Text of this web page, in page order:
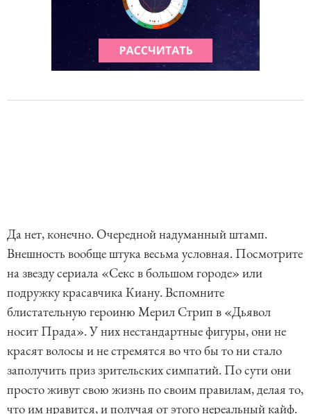
Да нет, конечно. Очередной надуманный штамп.
Внешность вообще штука весьма условная. Посмотрите
на звезду сериала «Секс в большом городе» или
подружку красавчика Киану. Вспомните
блистательную героиню Мерил Стрип в «Дьявол
носит Прада». У них нестандартные фигуры, они не
красят волосы и не стремятся во что бы то ни стало
заполучить приз зрительских симпатий. По сути они
просто живут свою жизнь по своим правилам, делая то,
что им нравится, и получая от этого нереальный кайф.